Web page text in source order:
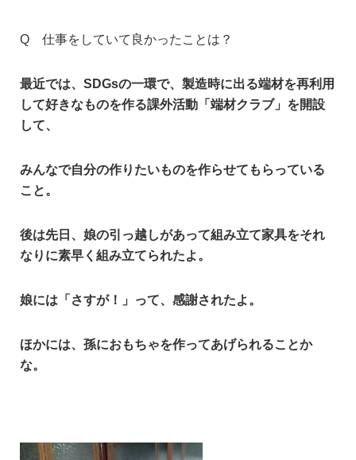
Q 仕事をしていて良かったことは？
最近では、SDGsの一環で、 製造時に出る端材を再利用
して好きなものを作る課外活動「端材クラブ」 を開設
して、
みんなで自分の作りたいものを作らせてもらっている
こと。
後は先日、娘の引っ越しがあって組み立て家具をそれ
なりに素早く組み立てられたよ。
娘には「さすが！」って、感謝されたよ。
ほかには、孫におもちゃを作ってあげられることか
な。